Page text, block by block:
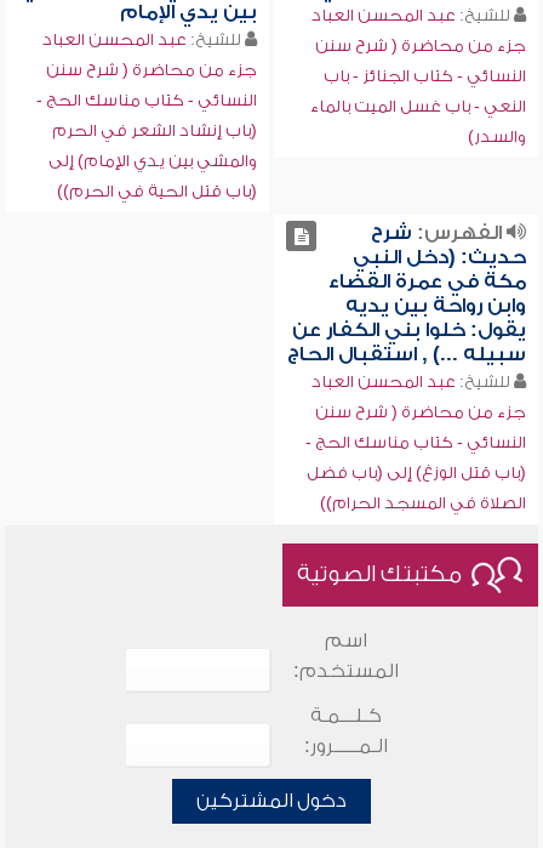
للشيخ: عبد المحسن العباد
جزء من محاضرة ( شرح سنن
النسائي - كتاب الجنائز - باب
النعي - باب غسل الميت بالماء
والسدر)
بين يدي الإمام
للشيخ: عبد المحسن العباد
جزء من محاضرة ( شرح سنن
النسائي - كتاب مناسك الحج -
(باب إنشاد الشعر في الحرم
والمشي بين يدي الإمام) إلى
(باب قتل الحية في الحرم))
الفهرس: شرح
حديث: (دخل النبي
مكة في عمرة القضاء
وابن رواحة بين يديه
يقول: خلوا بني الكفار عن
سبيله ...) , استقبال الحاج
للشيخ: عبد المحسن العباد
جزء من محاضرة ( شرح سنن
النسائي - كتاب مناسك الحج -
(باب قتل الوزغ) إلى (باب فضل
الصلاة في المسجد الحرام))
مكتبتك الصوتية
اسم
المستخدم:
كـلـــمـة
الـمـــــرور:
دخول المشتركين